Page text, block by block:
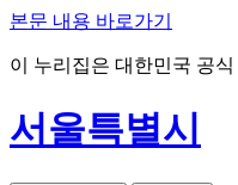
본문 내용 바로가기
이 누리집은 대한민국 공
서울특별시